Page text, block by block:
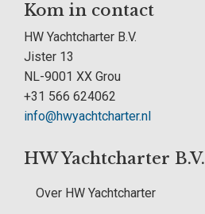
Kom in contact
HW Yachtcharter B.V.
Jister 13
NL-9001 XX Grou
+31 566 624062
info@hwyachtcharter.nl
HW Yachtcharter B.V.
Over HW Yachtcharter